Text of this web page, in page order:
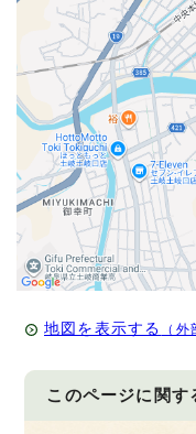
地図を表示する （外
このページに関す